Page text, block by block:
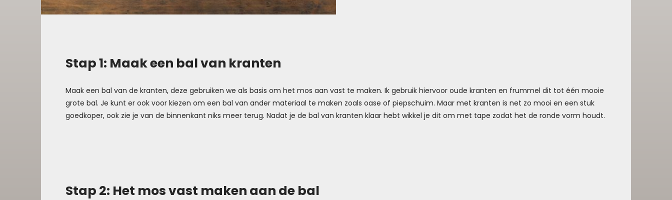
Stap 1: Maak een bal van kranten
Maak een bal van de kranten, deze gebruiken we als basis om het mos aan vast te maken. Ik gebruik hiervoor oude kranten en frummel dit tot één mooie
grote bal. Je kunt er ook voor kiezen om een bal van ander materiaal te maken zoals oase of piepschuim. Maar met kranten is net zo mooi en een stuk
goedkoper, ook zie je van de binnenkant niks meer terug. Nadat je de bal van kranten klaar hebt wikkel je dit om met tape zodat het de ronde vorm houdt.
Stap 2: Het mos vast maken aan de bal